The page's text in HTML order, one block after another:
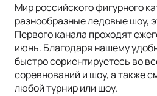
Мир российского фигурного
разнообразные ледовые шоу,
Первого канала проходят
июнь. Благодаря нашему
быстро сориентируетесь во
соревнований и шоу, а также
любой турнир или шоу.